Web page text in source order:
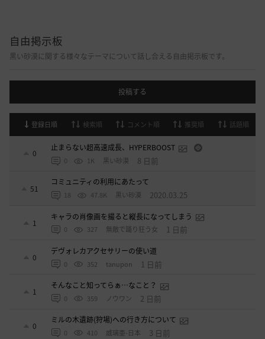
自由掲示板
黒い砂漠に関する様々なテーマについて話し合える自由掲示板です。
投稿する
登録日順 検索順 コメント順 推奨順 話題順
0
止まらない超高速成長、HYPERBOOST
0 1K 黒い砂漠 8 日前
51
コミュニティの利用にあたって
18 47.8K 黒い砂漠 2020.03.25
1
キャラの肖像画を撮ると縦長になってしまう
0 327 無敵で踊り狂う女 1 日前
0
デヴォレカアクセサリーの使い道
0 352 tanupon 1 日前
1
そんなこと知ってらぁ…なこと？
0 359 ノウワン 2 日前
0
ミルの木遺跡(狩場)への行き方について
0 410 威璃亜-日本 3 日前